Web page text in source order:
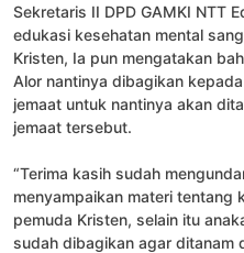
Sekretaris II DPD GAMKI NTT
edukasi kesehatan mental
Kristen, Ia pun mengatakan
Alor nantinya dibagikan
jemaat untuk nantinya akan
jemaat tersebut.
“Terima kasih sudah
menyampaikan materi tentang
pemuda Kristen, selain itu
sudah dibagikan agar ditanam